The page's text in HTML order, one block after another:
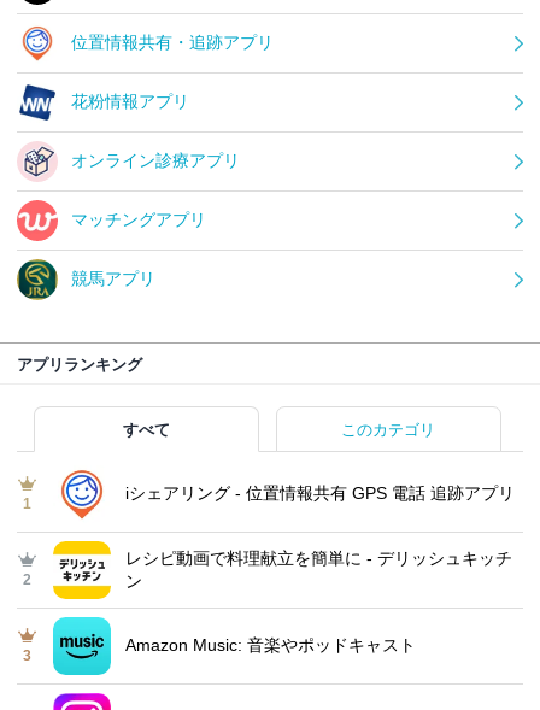
位置情報共有・追跡アプリ
花粉情報アプリ
オンライン診療アプリ
マッチングアプリ
競馬アプリ
アプリランキング
すべて このカテゴリ
1
iシェアリング - 位置情報共有 GPS 電話 追跡アプリ
2
レシピ動画で料理献立を簡単‪に - デリッシュキッチ
ン
3
Amazon Music: 音楽やポッドキャスト